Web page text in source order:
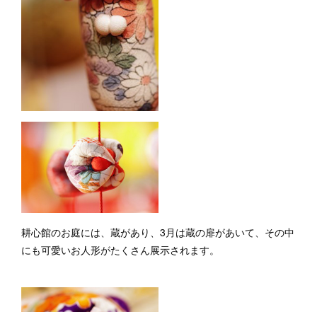
耕心館のお庭には、蔵があり、3月は蔵の扉があいて、その中
にも可愛いお人形がたくさん展示されます。